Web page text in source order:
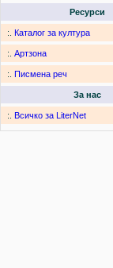
Ресурси
:. Каталог за култура
:. Артзона
:. Писмена реч
За нас
:. Всичко за LiterNet